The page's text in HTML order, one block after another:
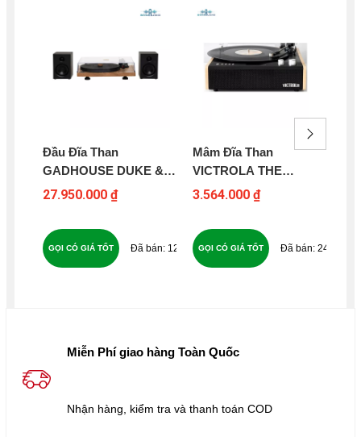
Đầu Đĩa Than
GADHOUSE DUKE &
ROY
27.950.000 ₫
127
GỌI CÓ GIÁ TỐT
Mâm Đĩa Than
VICTROLA THE
EASTWOOD
3.564.000 ₫
240
GỌI CÓ GIÁ TỐT
Miễn Phí giao hàng Toàn Quốc
Nhận hàng, kiểm tra và thanh toán COD